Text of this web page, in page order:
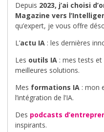
Depuis 2023, j’ai choisi
Magazine vers
qu’expert, je vous offre
L’actu IA : les dernières
Les outils IA : mes tests
meilleures solutions.
Mes formations IA : mon
l’intégration de l’IA.
Des podcasts
inspirants.